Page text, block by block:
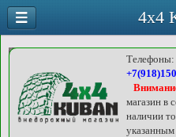
магазин в
наличии
4x4